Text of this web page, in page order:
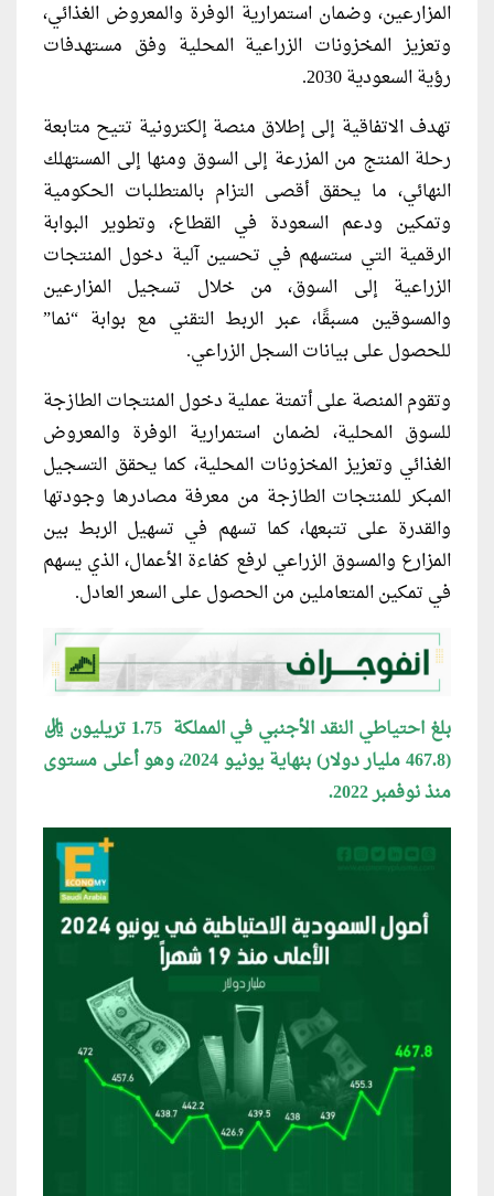
المزارعين، وضمان استمرارية الوفرة والمعروض الغذائي،
وتعزيز المخزونات الزراعية المحلية وفق مستهدفات
رؤية السعودية 2030.
تهدف الاتفاقية إلى إطلاق منصة إلكترونية تتيح متابعة
رحلة المنتج من المزرعة إلى السوق ومنها إلى المستهلك
النهائي، ما يحقق أقصى التزام بالمتطلبات الحكومية
وتمكين ودعم السعودة في القطاع، وتطوير البوابة
الرقمية التي ستسهم في تحسين آلية دخول المنتجات
الزراعية إلى السوق، من خلال تسجيل المزارعين
والمسوقين مسبقًا، عبر الربط التقني مع بوابة “نما”
للحصول على بيانات السجل الزراعي.
وتقوم المنصة على أتمتة عملية دخول المنتجات الطازجة
للسوق المحلية، لضمان استمرارية الوفرة والمعروض
الغذائي وتعزيز المخزونات المحلية، كما يحقق التسجيل
المبكر للمنتجات الطازجة من معرفة مصادرها وجودتها
والقدرة على تتبعها، كما تسهم في تسهيل الربط بين
المزارع والمسوق الزراعي لرفع كفاءة الأعمال، الذي يسهم
في تمكين المتعاملين من الحصول على السعر العادل.
بلغ احتياطي النقد الأجنبي في المملكة 1.75 تريليون ريال
(467.8 مليار دولار) بنهاية يونيو 2024، وهو أعلى مستوى
منذ نوفمبر 2022.